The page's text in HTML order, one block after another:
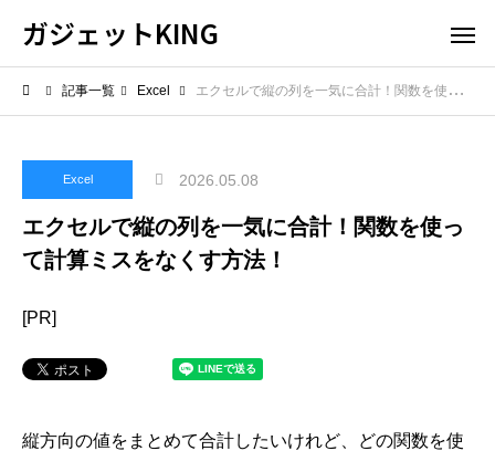
ガジェットKING
記事一覧 Excel エクセルで縦の列を一気に合計！関数を使って計算ミスをなくす方法！
Excel 2026.05.08
エクセルで縦の列を一気に合計！関数を使っ
て計算ミスをなくす方法！
[PR]
縦方向の値をまとめて合計したいけれど、どの関数を使